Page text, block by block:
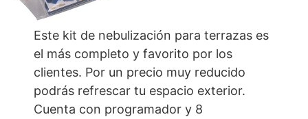
Este kit de nebulización para terrazas es
el más completo y favorito por los
clientes. Por un precio muy reducido
podrás refrescar tu espacio exterior.
Cuenta con programador y 8